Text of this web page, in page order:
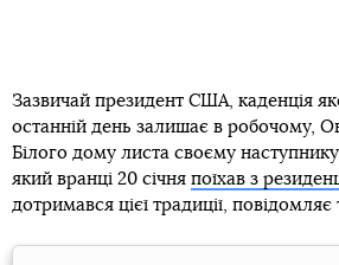
Зазвичай президент США, каденція
останній день залишає в робочому,
Білого дому листа своєму
який вранці 20 січня поїхав з
дотримався цієї традиції, повідомляє